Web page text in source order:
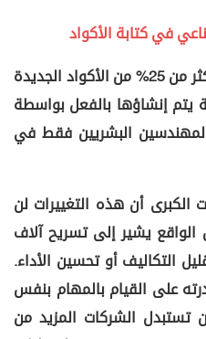
في كتابة الأكواد
من جهتها، أكدت Google أن أكثر من 25% من الأكواد الجديدة
يتم إنشاؤها بالفعل بواسطة
المهندسين البشريين فقط في
الكبرى أن هذه التغييرات لن
الواقع يشير إلى تسريح آلاف
التكاليف أو تحسين الأداء.
على القيام بالمهام بنفس
تستبدل الشركات المزيد من